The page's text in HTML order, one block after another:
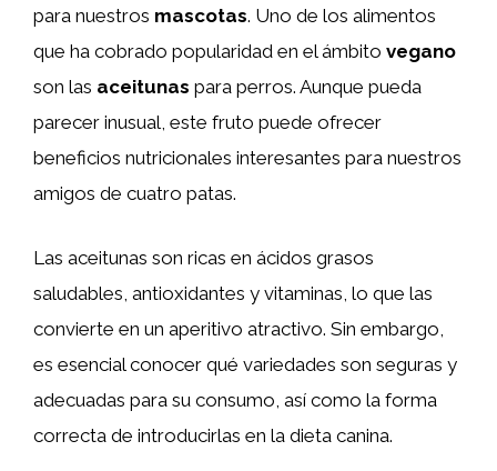
para nuestros mascotas. Uno de los alimentos
que ha cobrado popularidad en el ámbito vegano
son las aceitunas para perros. Aunque pueda
parecer inusual, este fruto puede ofrecer
beneficios nutricionales interesantes para nuestros
amigos de cuatro patas.
Las aceitunas son ricas en ácidos grasos
saludables, antioxidantes y vitaminas, lo que las
convierte en un aperitivo atractivo. Sin embargo,
es esencial conocer qué variedades son seguras y
adecuadas para su consumo, así como la forma
correcta de introducirlas en la dieta canina.